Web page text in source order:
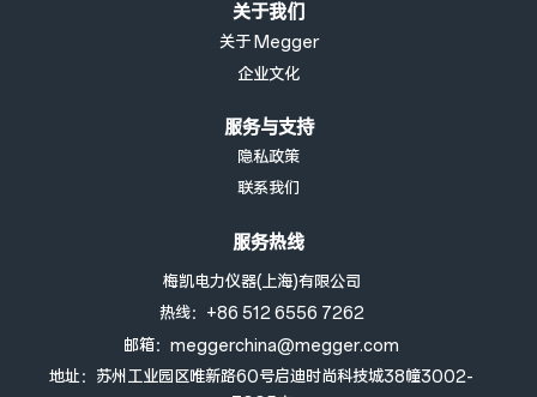
关于我们
关于 Megger
企业文化
服务与支持
隐私政策
联系我们
服务热线
梅凯电力仪器(上海)有限公司
热线：+86 512 6556 7262
邮箱：meggerchina@megger.com
地址：苏州工业园区唯新路60号启迪时尚科技城38幢3002-